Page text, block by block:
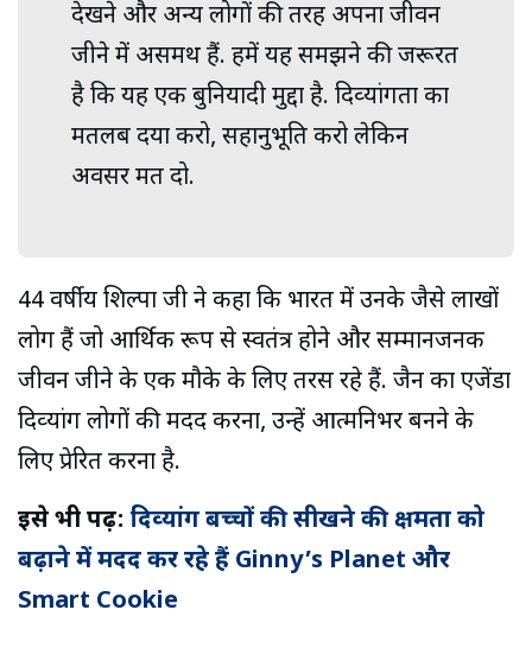
देखने और अन्य लोगों की तरह अपना जीवन
जीने में असमर्थ हैं. हमें यह समझने की जरूरत
है कि यह एक बुनियादी मुद्दा है. दिव्‍यांगता का
मतलब दया करो, सहानुभूति करो लेकिन
अवसर मत दो.
44 वर्षीय शिल्‍पा जी ने कहा कि भारत में उनके जैसे लाखों
लोग हैं जो आर्थिक रूप से स्वतंत्र होने और सम्मानजनक
जीवन जीने के एक मौके के लिए तरस रहे हैं. जैन का एजेंडा
दिव्‍यांग लोगों की मदद करना, उन्हें आत्मनिर्भर बनने के
लिए प्रेरित करना है.
इसे भी पढ़ें: दिव्‍यांग बच्‍चों की सीखने की क्षमता को
बढ़ाने में मदद कर रहे हैं Ginny’s Planet और
Smart Cookie